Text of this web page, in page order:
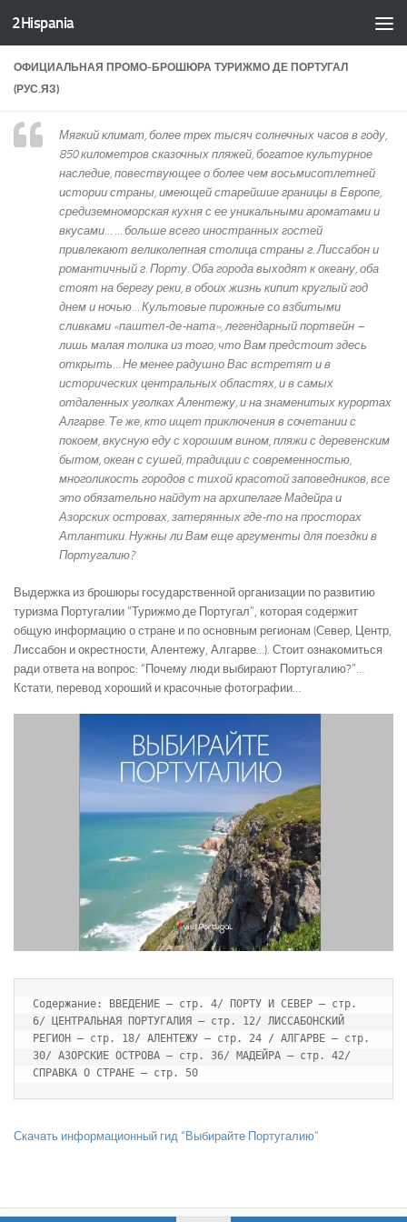
Skip to content
2Hispania
ОФИЦИАЛЬНАЯ ПРОМО-БРОШЮРА ТУРИЖМО ДЕ ПОРТУГАЛ
(РУС.ЯЗ)
Мягкий климат, более трех тысяч солнечных часов в году,
850 километров сказочных пляжей, богатое культурное
наследие, повествующее о более чем восьмисотлетней
истории страны, имеющей старейшие границы в Европе,
средиземноморская кухня с ее уникальными ароматами и
вкусами… … больше всего иностранных гостей
привлекают великолепная столица страны г. Лиссабон и
романтичный г. Порту. Оба города выходят к океану, оба
стоят на берегу реки, в обоих жизнь кипит круглый год
днем и ночью… Культовые пирожные со взбитыми
сливками «паштел-де-ната», легендарный портвейн –
лишь малая толика из того, что Вам предстоит здесь
открыть… Не менее радушно Вас встретят и в
исторических центральных областях, и в самых
отдаленных уголках Алентежу, и на знаменитых курортах
Алгарве. Те же, кто ищет приключения в сочетании с
покоем, вкусную еду с хорошим вином, пляжи с деревенским
бытом, океан с сушей, традиции с современностью,
многоликость городов с тихой красотой заповедников, все
это обязательно найдут на архипелаге Мадейра и
Азорских островах, затерянных где-то на просторах
Атлантики. Нужны ли Вам еще аргументы для поездки в
Португалию?
Выдержка из брошюры государственной организации по развитию
туризма Португалии “Турижмо де Португал”, которая содержит
общую информацию о стране и по основным регионам (Север, Центр,
Лиссабон и окрестности, Алентежу, Алгарве…). Стоит ознакомиться
ради ответа на вопрос: “Почему люди выбирают Португалию?”…
Кстати, перевод хороший и красочные фотографии…
Содержание: ВВЕДЕНИЕ — стр. 4/ ПОРТУ И СЕВЕР — стр.
6/ ЦЕНТРАЛЬНАЯ ПОРТУГАЛИЯ — стр. 12/ ЛИССАБОНСКИЙ
РЕГИОН — стр. 18/ АЛЕНТЕЖУ — стр. 24 / АЛГАРВЕ — стр.
30/ АЗОРСКИЕ ОСТРОВА — стр. 36/ МАДЕЙРА — стр. 42/
СПРАВКА О СТРАНЕ — стр. 50
Скачать информационный гид “Выбирайте Португалию”